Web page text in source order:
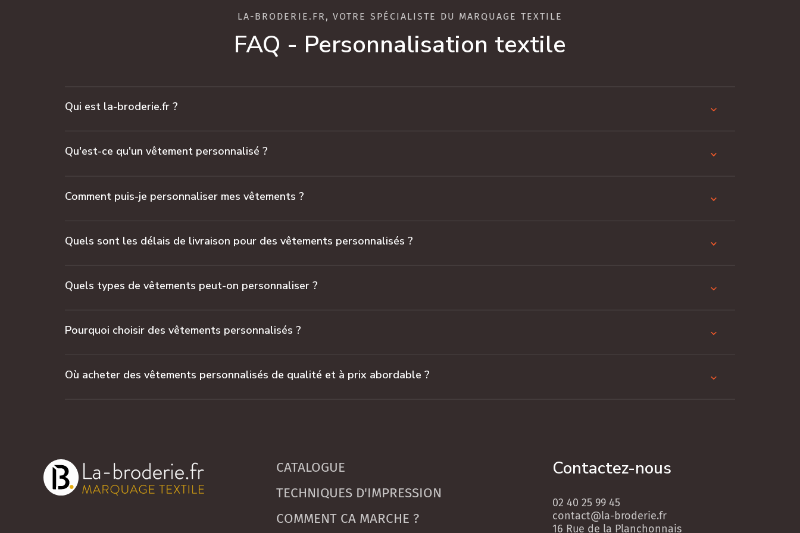
LA-BRODERIE.FR, VOTRE SPÉCIALISTE DU MARQUAGE TEXTILE
FAQ - Personnalisation textile
Qui est la-broderie.fr ?
Qu'est-ce qu'un vêtement personnalisé ?
Comment puis-je personnaliser mes vêtements ?
Quels sont les délais de livraison pour des vêtements personnalisés ?
Quels types de vêtements peut-on personnaliser ?
Pourquoi choisir des vêtements personnalisés ?
Où acheter des vêtements personnalisés de qualité et à prix abordable ?
CATALOGUE
TECHNIQUES D'IMPRESSION
COMMENT CA MARCHE ?
Contactez-nous
02 40 25 99 45
contact@la-broderie.fr
16 Rue de la Planchonnais